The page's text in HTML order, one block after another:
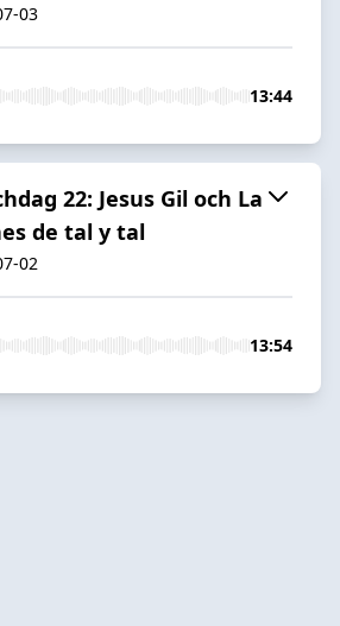
03
13:44
22: Jesus Gil och La
de tal y tal
02
13:54